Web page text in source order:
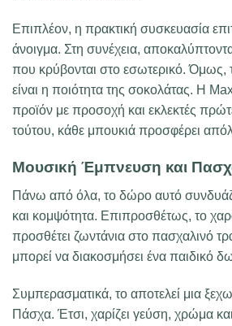
Επιπλέον, η πρακτική συσκευασία
άνοιγμα. Στη συνέχεια,
που κρύβονται στο εσωτερικό. Όμως,
είναι η ποιότητα της σοκολάτας. Η
προϊόν με προσοχή και εκλεκτές
τούτου, κάθε μπουκιά προσφέρει
Μουσική Έμπνευση και
Πάνω από όλα, το δώρο αυτό
και κομψότητα. Επιπροσθέτως, το
προσθέτει ζωντάνια στο πασχαλινό
μπορεί να διακοσμήσει ένα παιδικό
Συμπερασματικά, το αποτελεί μια
Πάσχα. Έτσι, χαρίζει γεύση, χρώμα